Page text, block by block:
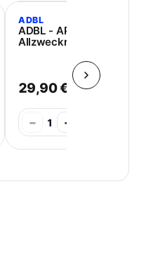
ADBL
ADBL - APC - Typhoon
Allzweckreiniger 5L
29,90 €
− 1 +